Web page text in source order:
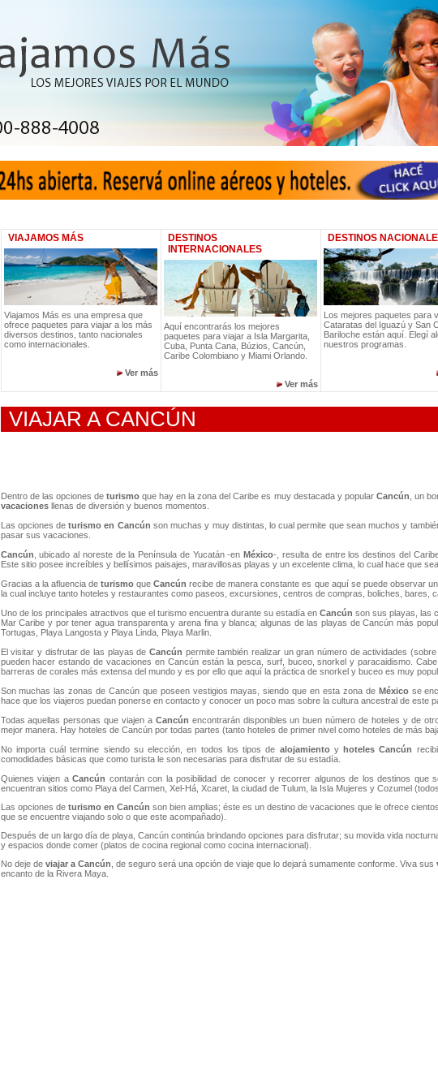
VIAJAMOS MÁS
Viajamos Más es una empresa que
ofrece paquetes para viajar a los más
diversos destinos, tanto nacionales
como internacionales.
Ver más
DESTINOS
INTERNACIONALES
Aquí encontrarás los mejores
paquetes para viajar a Isla Margarita,
Cuba, Punta Cana, Búzios, Cancún,
Caribe Colombiano y Miami Orlando.
Ver más
DESTINOS
Los mejores paquetes para
Cataratas del Iguazú y San
Bariloche están aquí. Elegí
nuestros programas.
VIAJAR A CANCÚN
Dentro de las opciones de turismoque hay en la zona del Caribe es muy destacada y popular Cancún , un
vacacionesllenas de diversión y buenos momentos.
Las opciones deturismo en Cancún son muchas y muy distintas, lo cual permite que sean muchos y
pasar sus vacaciones.
Cancún , ubicado al noreste de la Península de Yucatán -enMéxico-, resulta de entre los destinos del
Este sitio posee increíbles y bellísimos paisajes, maravillosas playas y un excelente clima, lo cual hace que
Gracias a la afluencia de turismoqueCancún recibe de manera constante es que aquí se puede observar
la cual incluye tanto hoteles y restaurantes como paseos, excursiones, centros de compras, boliches, bares,
Uno de los principales atractivos que el turismo encuentra durante su estadía enCancún son sus playas, las
Mar Caribe y por tener agua transparenta y arena fina y blanca; algunas de las playas de Cancún más
Tortugas, Playa Langosta y Playa Linda, Playa Marlin.
El visitar y disfrutar de las playas de Cancún permite también realizar un gran número de actividades
pueden hacer estando de vacaciones en Cancún están la pesca, surf, buceo, snorkel y paracaidismo.
barreras de corales más extensa del mundo y es por ello que aquí la práctica de snorkel y buceo es muy
Son muchas las zonas de Cancún que poseen vestigios mayas, siendo que en esta zona de Méxicose
hace que los viajeros puedan ponerse en contacto y conocer un poco mas sobre la cultura ancestral de este
Todas aquellas personas que viajen a Cancún encontrarán disponibles un buen número de hoteles y de
mejor manera. Hay hoteles de Cancún por todas partes (tanto hoteles de primer nivel como hoteles de más
No importa cuál termine siendo su elección, en todos los tipos de alojamientoy hoteles Cancún
comodidades básicas que como turista le son necesarias para disfrutar de su estadía.
Quienes viajen aCancún contarán con la posibilidad de conocer y recorrer algunos de los destinos que
encuentran sitios como Playa del Carmen, Xel-Há, Xcaret, la ciudad de Tulum, la Isla Mujeres y Cozumel
Las opciones deturismo en Cancún son bien amplias; éste es un destino de vacaciones que le ofrece
que se encuentre viajando solo o que este acompañado).
Después de un largo día de playa, Cancún continúa brindando opciones para disfrutar; su movida vida
y espacios donde comer (platos de cocina regional como cocina internacional).
No deje deviajar a Cancún , de seguro será una opción de viaje que lo dejará sumamente conforme. Viva sus
encanto de la Rivera Maya.